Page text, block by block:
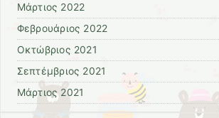
Μάρτιος 2022
Φεβρουάριος 2022
Οκτώβριος 2021
Σεπτέμβριος 2021
Μάρτιος 2021